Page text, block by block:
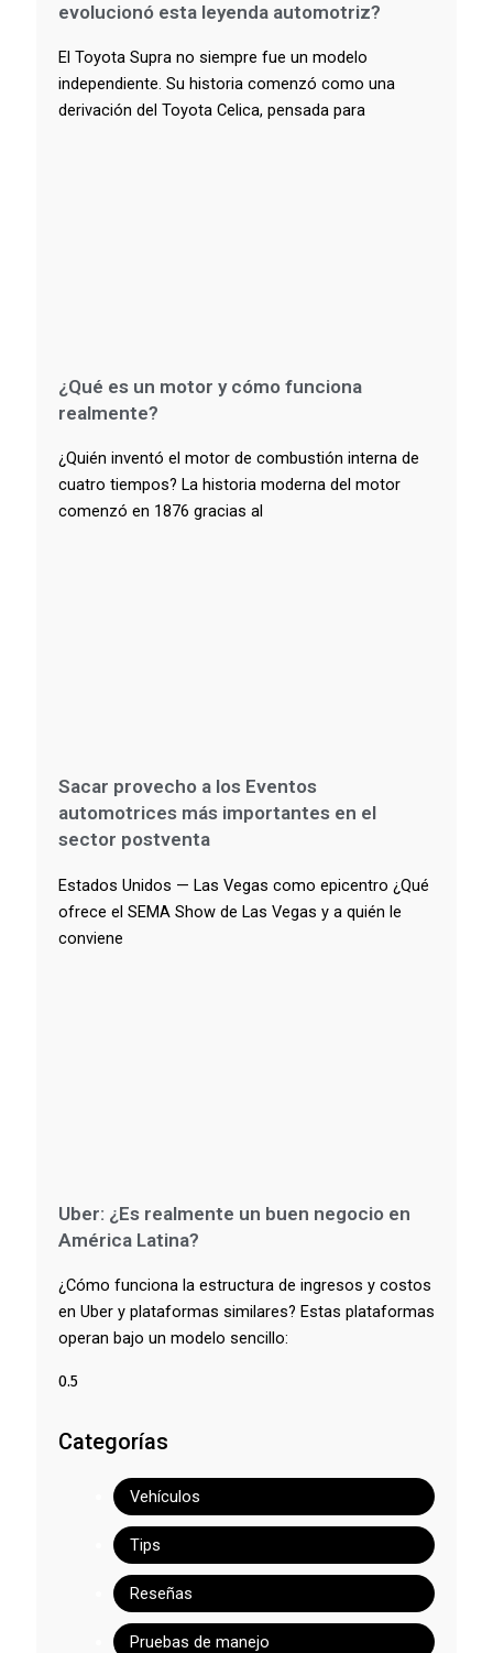
evolucionó esta leyenda automotriz?
El Toyota Supra no siempre fue un modelo
independiente. Su historia comenzó como una
derivación del Toyota Celica, pensada para
¿Qué es un motor y cómo funciona
realmente?
¿Quién inventó el motor de combustión interna de
cuatro tiempos? La historia moderna del motor
comenzó en 1876 gracias al
Sacar provecho a los Eventos
automotrices más importantes en el
sector postventa
Estados Unidos — Las Vegas como epicentro ¿Qué
ofrece el SEMA Show de Las Vegas y a quién le
conviene
Uber: ¿Es realmente un buen negocio en
América Latina?
¿Cómo funciona la estructura de ingresos y costos
en Uber y plataformas similares? Estas plataformas
operan bajo un modelo sencillo:
Categorías
Vehículos
Tips
Reseñas
Pruebas de manejo